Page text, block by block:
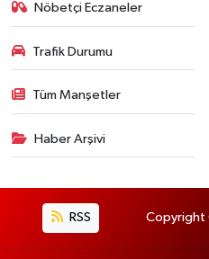
Nöbetçi Eczaneler
Trafik Durumu
Tüm Manşetler
Haber Arşivi
RSS Copyright